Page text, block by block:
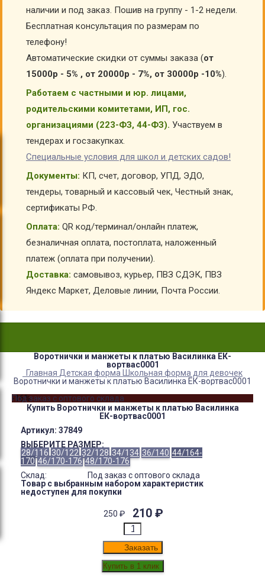
наличии и под заказ. Пошив на группу - 1-2 недели.
Бесплатная консультация по размерам по
телефону!
Автоматические скидки от суммы заказа (от
15000р - 5% , от 20000р - 7%, от 30000р -10%).
Работаем с частными и юр. лицами,
родительскими комитетами, ИП, гос.
организациями (223-ФЗ, 44-ФЗ). Участвуем в
тендерах и госзакупках.
Специальные условия для школ и детских садов!
Документы: КП, счет, договор, УПД, ЭДО,
тендеры, товарный и кассовый чек, Честный знак,
сертификаты РФ.
Оплата: QR код/терминал/онлайн платеж,
безналичная оплата, постоплата, наложенный
платеж (оплата при получении).
Доставка: самовывоз, курьер, ПВЗ СДЭК, ПВЗ
Яндекс Маркет, Деловые линии, Почта России.
Воротнички и манжеты к платью Василинка ЕК-
вортвас0001
Главная Детская форма
Школьная форма для девочек
Воротнички и манжеты к платью Василинка ЕК-вортвас0001
-16%
Под заказ с оптового склада
Купить Воротнички и манжеты к платью Василинка
ЕК-вортвас0001
Артикул: 37849
ВЫБЕРИТЕ РАЗМЕР:
28/116 30/122 32/128 34/134 36/140 44/164-
170 46/170-176 48/170-176
Склад:
Под заказ с оптового склада
Товар с выбранным набором характеристик
недоступен для покупки
250 ₽ 210 ₽
Заказать